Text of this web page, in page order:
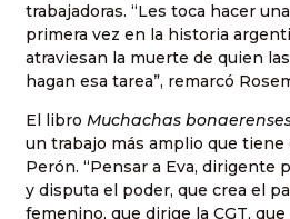
trabajadoras. “Les toca hacer
primera vez en la historia
atraviesan la muerte de quien
hagan esa tarea”, remarcó
El libro Muchachas
un trabajo más amplio que tiene
Perón. “Pensar a Eva, dirigente
y disputa el poder, que crea el
femenino, que dirige la CGT,